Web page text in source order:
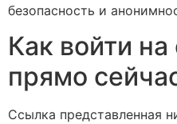
безопасность и
Как войти на
прямо
Ссылка представленная